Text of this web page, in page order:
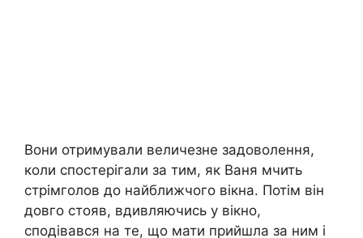
Вони отримували величезне задоволення,
коли спостерігали за тим, як Ваня мчить
стрімголов до найближчого вікна. Потім він
довго стояв, вдивляючись у вікно,
сподівався на те, що мати прийшла за ним і